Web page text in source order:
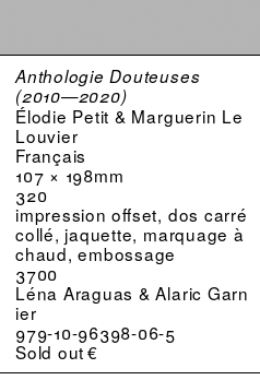
Anthologie Douteuses
(2010—2020)
Élodie Petit & Marguerin Le
Louvier
Français
107 × 198mm
320
impression offset, dos carré
collé, jaquette, marquage à
chaud, embossage
3700
Léna Araguas & Alaric Garn
ier
979-10-96398-06-5
Sold out €